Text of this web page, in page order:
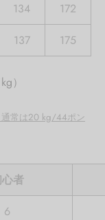
134
172
137 175
）
通常は20 kg/44ポン
者
6